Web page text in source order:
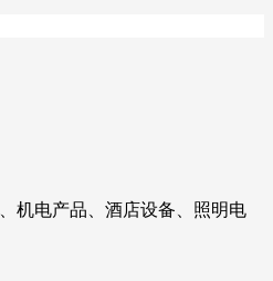
机电产品、酒店设备、照明电